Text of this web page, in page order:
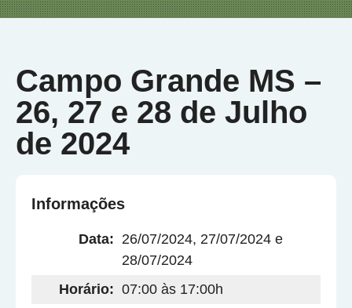
Campo Grande MS –
26, 27 e 28 de Julho
de 2024
Informações
Data: 26/07/2024, 27/07/2024 e
28/07/2024
Horário: 07:00 às 17:00h